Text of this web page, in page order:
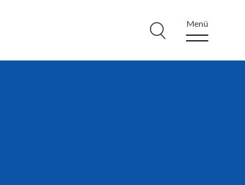
Menü